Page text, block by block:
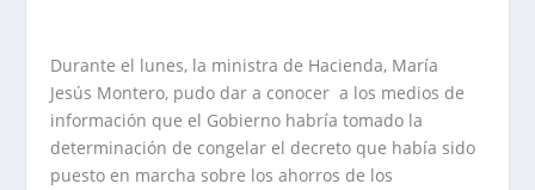
Durante el lunes, la ministra de Hacienda, María
Jesús Montero, pudo dar a conocer a los medios de
información que el Gobierno habría tomado la
determinación de congelar el decreto que había sido
puesto en marcha sobre los ahorros de los